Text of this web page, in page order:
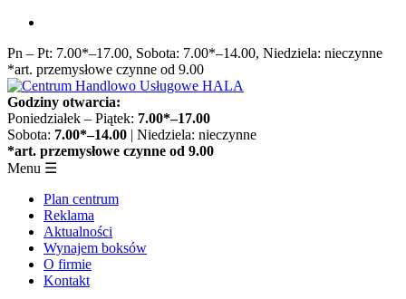
treści
Pn – Pt: 7.00*–17.00, Sobota: 7.00*–14.00, Niedziela: nieczynne
*art. przemysłowe czynne od 9.00
Godziny otwarcia:
Poniedziałek – Piątek: 7.00*–17.00
Sobota: 7.00*–14.00 | Niedziela: nieczynne
*art. przemysłowe czynne od 9.00
Menu ☰
Plan centrum
Reklama
Aktualności
Wynajem boksów
O firmie
Kontakt